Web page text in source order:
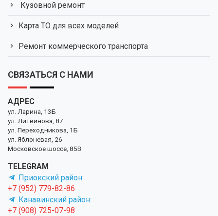
Кузовной ремонт
Карта ТО для всех моделей
Ремонт коммерческого транспорта
СВЯЗАТЬСЯ С НАМИ
АДРЕС
ул. Ларина, 13Б
ул. Литвинова, 87
ул. Переходникова, 1Б
ул. Яблоневая, 26
Московское шоссе, 85В
TELEGRAM
Приокский район:
+7 (952) 779-82-86
Канавинский район:
+7 (908) 725-07-98